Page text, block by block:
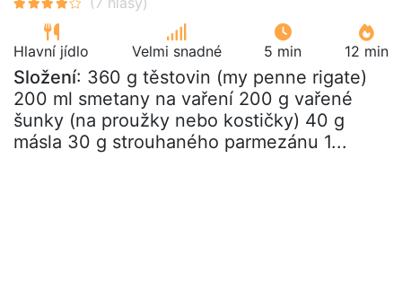
Hlavní jídlo Velmi snadné 5 min 12 min
Složení: 360 g těstovin (my penne rigate)
200 ml smetany na vaření 200 g vařené
šunky (na proužky nebo kostičky) 40 g
másla 30 g strouhaného parmezánu 1...